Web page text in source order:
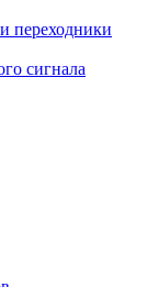
переходники
сигнала